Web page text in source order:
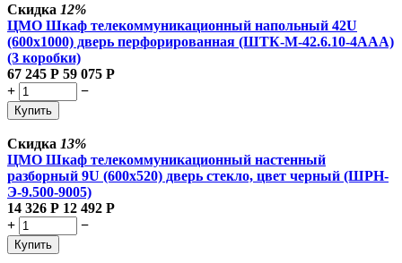
Скидка 12%
ЦМО Шкаф телекоммуникационный напольный 42U
(600x1000) дверь перфорированная (ШТК-М-42.6.10-4ААА)
(3 коробки)
67 245 Р 59 075 Р
+
−
Купить
Скидка 13%
ЦМО Шкаф телекоммуникационный настенный
разборный 9U (600х520) дверь стекло, цвет черный (ШРН-
Э-9.500-9005)
14 326 Р 12 492 Р
+
−
Купить